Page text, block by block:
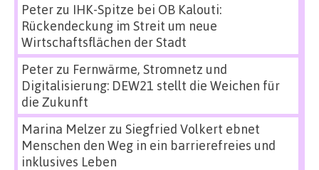
Peterzu IHK-Spitze bei OB Kalouti:
Rückendeckung im Streit um neue
Wirtschaftsflächen der Stadt
Peterzu Fernwärme, Stromnetz und
Digitalisierung: DEW21 stellt die Weichen für
die Zukunft
Marina Melzerzu Siegfried Volkert ebnet
Menschen den Weg in ein barrierefreies und
inklusives Leben